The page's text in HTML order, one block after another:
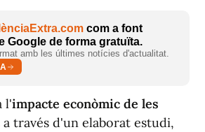
com a font
Google de forma gratuïta.
amb les últimes notícies d'actualitat.
l'impacte econòmic de les
través d'un elaborat estudi,